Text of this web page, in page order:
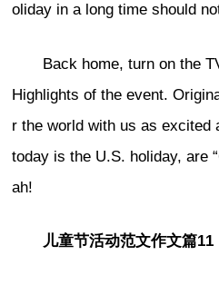
oliday in a long time should
Back home, turn on the
Highlights of the event.
r the world with us as excited
today is the U.S. holiday, are
ah!
儿童节活动范文作文篇11